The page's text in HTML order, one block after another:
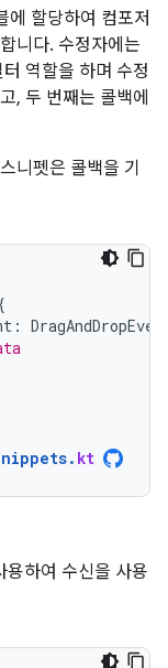
에 할당하여 컴포저
니다. 수정자에는
역할을 하며 수정
, 두 번째는 콜백에
니펫은 콜백을 기
:
. kt
용하여 수신을 사용